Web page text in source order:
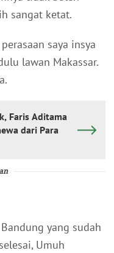
sangat ketat.
saya insya
lawan Makassar.
Faris Aditama
dari Para
yang sudah
Umuh